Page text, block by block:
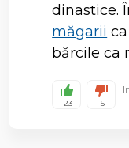
dinastice.
măgarii
bărcile ca
23 5